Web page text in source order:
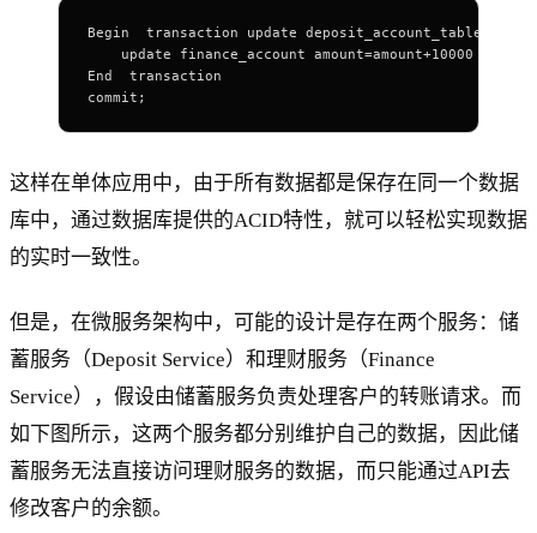
Begin  transaction update deposit_account_table set
update finance_account amount=amount+10000
End  transaction
commit;
这样在单体应用中，由于所有数据都是保存在同一个数据
库中，通过数据库提供的ACID特性，就可以轻松实现数据
的实时一致性。
但是，在微服务架构中，可能的设计是存在两个服务：储
蓄服务（Deposit Service）和理财服务（Finance
Service），假设由储蓄服务负责处理客户的转账请求。而
如下图所示，这两个服务都分别维护自己的数据，因此储
蓄服务无法直接访问理财服务的数据，而只能通过API去
修改客户的余额。